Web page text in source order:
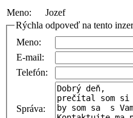
Meno:
Jozef
Rýchla odpoveď na tento
Meno:
E-mail:
Telefón:
Správa: